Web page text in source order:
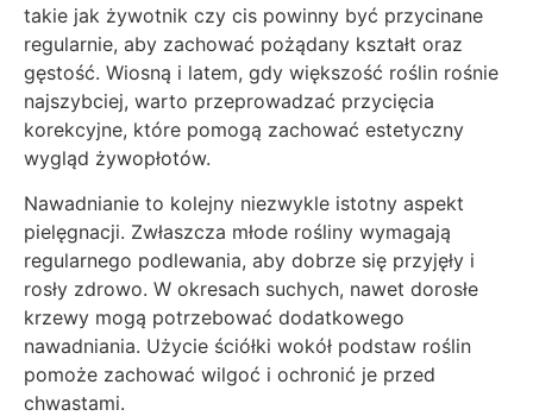
takie jak żywotnik czy cis powinny być przycinane
regularnie, aby zachować pożądany kształt oraz
gęstość. Wiosną i latem, gdy większość roślin rośnie
najszybciej, warto przeprowadzać przycięcia
korekcyjne, które pomogą zachować estetyczny
wygląd żywopłotów.
Nawadnianie to kolejny niezwykle istotny aspekt
pielęgnacji. Zwłaszcza młode rośliny wymagają
regularnego podlewania, aby dobrze się przyjęły i
rosły zdrowo. W okresach suchych, nawet dorosłe
krzewy mogą potrzebować dodatkowego
nawadniania. Użycie ściółki wokół podstaw roślin
pomoże zachować wilgoć i ochronić je przed
chwastami.